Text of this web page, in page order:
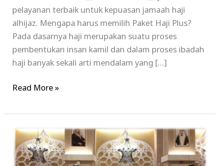
pelayanan terbaik untuk kepuasan jamaah haji
alhijaz. Mengapa harus memilih Paket Haji Plus?
Pada dasarnya haji merupakan suatu proses
pembentukan insan kamil dan dalam proses ibadah
haji banyak sekali arti mendalam yang […]
Read More »
Paket
Haji
Plus